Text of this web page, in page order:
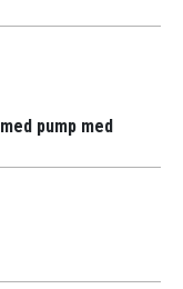
pump med